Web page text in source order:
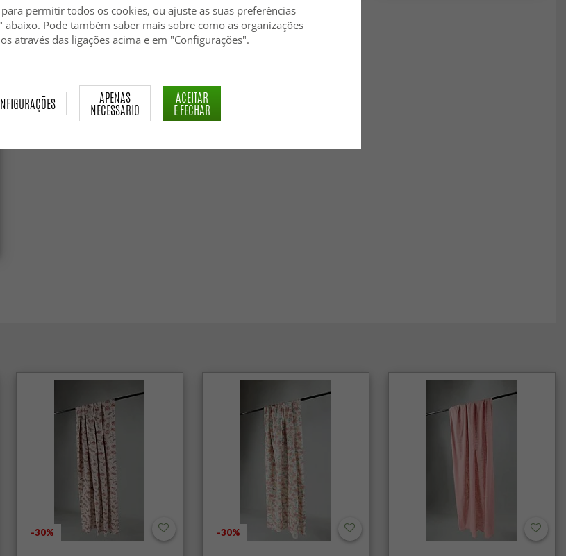
-30% -30%
permitir todos os cookies, ou ajuste as suas preferências
abaixo. Pode também saber mais sobre como as organizações
através das ligações acima e em "Configurações".
APENAS
NECESSÁRIO
ACEITAR
E FECHAR